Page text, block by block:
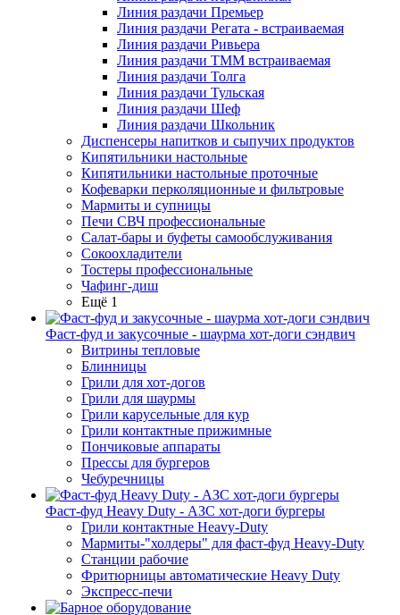
Линия раздачи Премьер
Линия раздачи Регата - встраиваемая
Линия раздачи Ривьера
Линия раздачи ТММ встраиваемая
Линия раздачи Толга
Линия раздачи Тульская
Линия раздачи Шеф
Линия раздачи Школьник
Диспенсеры напитков и сыпучих продуктов
Кипятильники настольные
Кипятильники настольные проточные
Кофеварки перколяционные и фильтровые
Мармиты и супницы
Печи СВЧ профессиональные
Салат-бары и буфеты самообслуживания
Сокоохладители
Тостеры профессиональные
Чафинг-диш
Ещё 1
Фаст-фуд и закусочные - шаурма хот-доги сэндвич
Витрины тепловые
Блинницы
Грили для хот-догов
Грили для шаурмы
Грили карусельные для кур
Грили контактные прижимные
Пончиковые аппараты
Прессы для бургеров
Чебуречницы
Фаст-фуд Heavy Duty - АЗС хот-доги бургеры
Грили контактные Heavy-Duty
Мармиты-"холдеры" для фаст-фуд Heavy-Duty
Станции рабочие
Фритюрницы автоматические Heavy Duty
Экспресс-печи